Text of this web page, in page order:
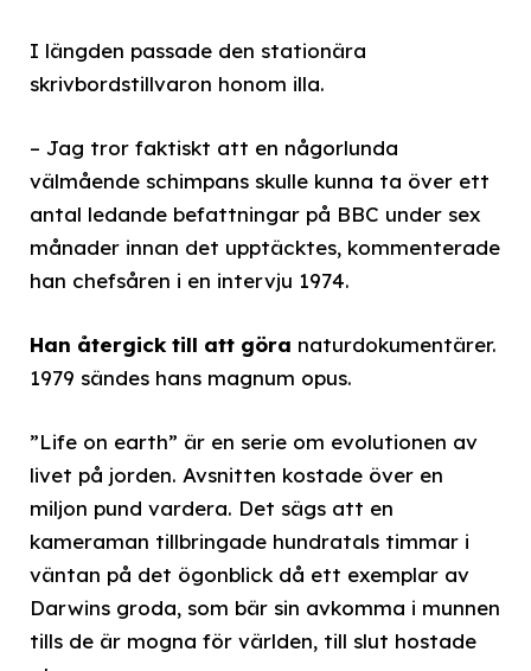
I längden passade den stationära
skrivbordstillvaron honom illa.
– Jag tror faktiskt att en någorlunda
välmående schimpans skulle kunna ta över ett
antal ledande befattningar på BBC under sex
månader innan det upptäcktes, kommenterade
han chefsåren i en intervju 1974.
Han återgick till att göra naturdokumentärer.
1979 sändes hans magnum opus.
”Life on earth” är en serie om evolutionen av
livet på jorden. Avsnitten kostade över en
miljon pund vardera. Det sägs att en
kameraman tillbringade hundratals timmar i
väntan på det ögonblick då ett exemplar av
Darwins groda, som bär sin avkomma i munnen
tills de är mogna för världen, till slut hostade